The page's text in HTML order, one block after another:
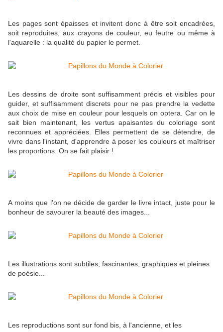
Les pages sont épaisses et invitent donc à être soit encadrées,
soit reproduites, aux crayons de couleur, eu feutre ou même à
l'aquarelle : la qualité du papier le permet.
Les dessins de droite sont suffisamment précis et visibles pour
guider, et suffisamment discrets pour ne pas prendre la vedette
aux choix de mise en couleur pour lesquels on optera. Car on le
sait bien maintenant, les vertus apaisantes du coloriage sont
reconnues et appréciées. Elles permettent de se détendre, de
vivre dans l'instant, d'apprendre à poser les couleurs et maîtriser
les proportions. On se fait plaisir !
A moins que l'on ne décide de garder le livre intact, juste pour le
bonheur de savourer la beauté des images...
Les illustrations sont subtiles, fascinantes, graphiques et pleines
de poésie...
Les reproductions sont sur fond bis, à l'ancienne, et les